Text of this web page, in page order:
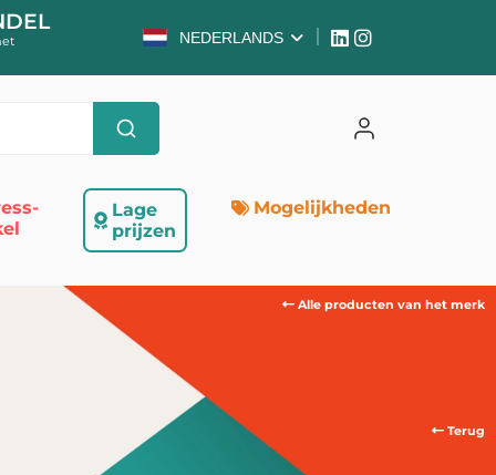
NEDERLANDS
Lage
prijzen
Mogelijkheden
Alle producten van het merk
Terug